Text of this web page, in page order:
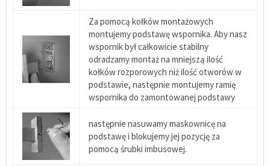
Za pomocą kołków montażowych
montujemy podstawę wspornika. Aby nasz
wspornik był całkowicie stabilny
odradzamy montaż na mniejszą ilość
kołków rozporowych niż ilość otworów w
podstawie, następnie montujemy ramię
wspornika do zamontowanej podstawy
następnie nasuwamy maskownicę na
podstawę i blokujemy jej pozycję za
pomocą śrubki imbusowej.